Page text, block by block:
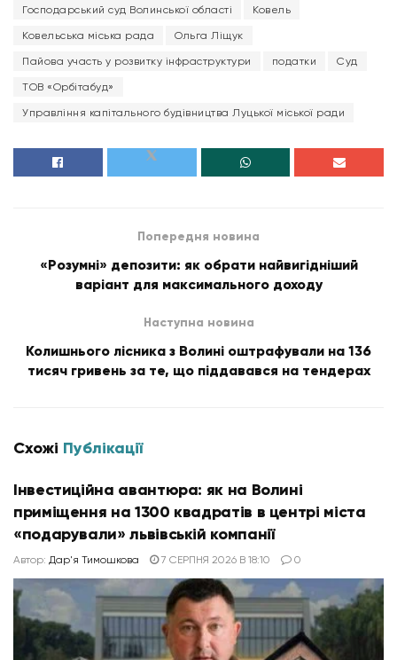
Господарський суд Волинської області Ковель
Ковельська міська рада Ольга Ліщук
Пайова участь у розвитку інфраструктури податки Суд
ТОВ «Орбітабуд»
Управління капітального будівництва Луцької міської ради
Попередня новина
«Розумні» депозити: як обрати найвигідніший
варіант для максимального доходу
Наступна новина
Колишнього лісника з Волині оштрафували на 136
тисяч гривень за те, що піддавався на тендерах
Схожі Публікації
Інвестиційна авантюра: як на Волині
приміщення на 1300 квадратів в центрі міста
«подарували» львівській компанії
Автор: Дар'я Тимошкова 7 СЕРПНЯ 2026 В 18:10 0